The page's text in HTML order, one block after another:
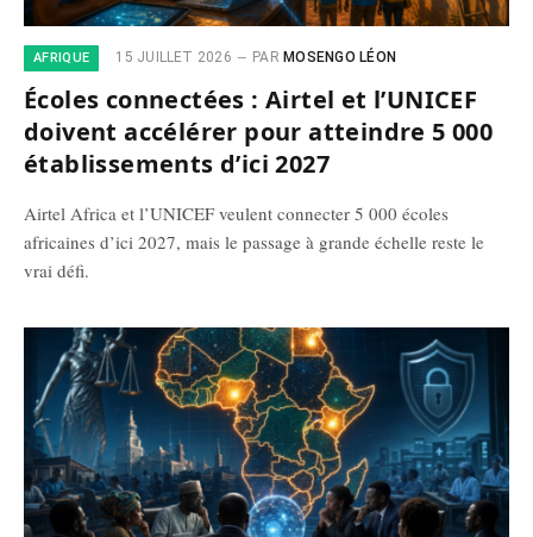
AFRIQUE 15 JUILLET 2026 PAR MOSENGO LÉON
Écoles connectées : Airtel et l’UNICEF
doivent accélérer pour atteindre 5 000
établissements d’ici 2027
Airtel Africa et l’UNICEF veulent connecter 5 000 écoles
africaines d’ici 2027, mais le passage à grande échelle reste le
vrai défi.